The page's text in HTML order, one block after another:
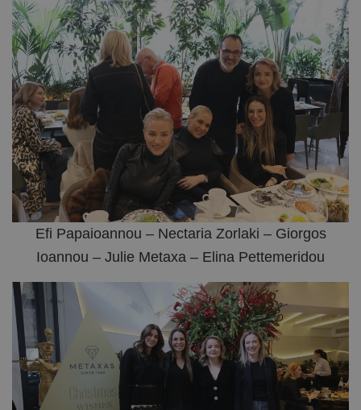
Efi Papaioannou – Nectaria Zorlaki – Giorgos
Ioannou – Julie Metaxa – Elina Pettemeridou